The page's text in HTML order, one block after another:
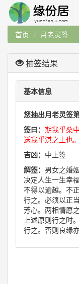
首页 月老灵签
抽签结果
基本信息
您抽出月老灵签
签曰： 期我乎桑
送我乎淇之上也。
吉凶： 中上签
解签： 男女之婚
决定人生一生幸
不得以逾越。不
行之。必须以正
芳心。两相情愿
上述原则行之时
行之。否则良缘